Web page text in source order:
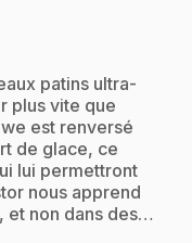
patins ultra-
plus vite que
est renversé
de glace, ce
lui permettront
nous apprend
et non dans des…